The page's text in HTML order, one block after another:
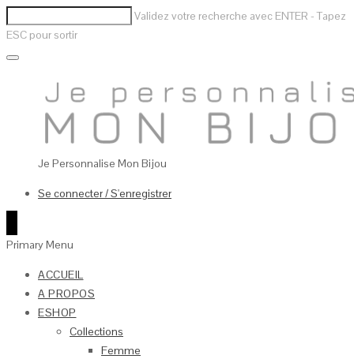
Validez votre recherche avec ENTER - Tapez
ESC pour sortir
Je Personnalise Mon Bijou
Se connecter / S'enregistrer
Primary Menu
ACCUEIL
A PROPOS
ESHOP
Collections
Femme